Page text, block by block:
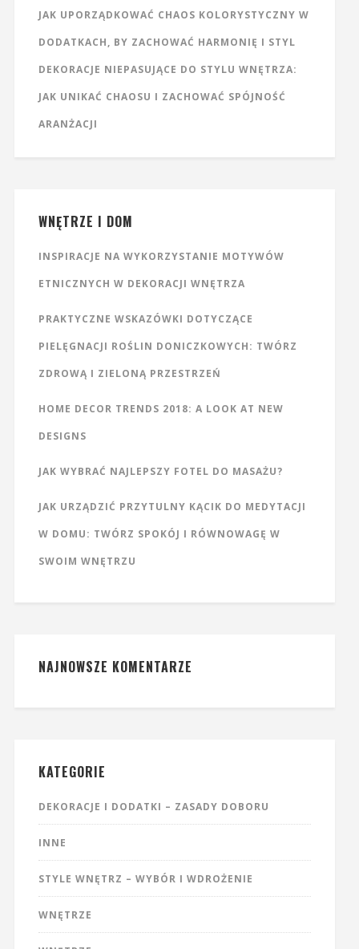
JAK UPORZĄDKOWAĆ CHAOS KOLORYSTYCZNY W
DODATKACH, BY ZACHOWAĆ HARMONIĘ I STYL
DEKORACJE NIEPASUJĄCE DO STYLU WNĘTRZA:
JAK UNIKAĆ CHAOSU I ZACHOWAĆ SPÓJNOŚĆ
ARANŻACJI
WNĘTRZE I DOM
INSPIRACJE NA WYKORZYSTANIE MOTYWÓW
ETNICZNYCH W DEKORACJI WNĘTRZA
PRAKTYCZNE WSKAZÓWKI DOTYCZĄCE
PIELĘGNACJI ROŚLIN DONICZKOWYCH: TWÓRZ
ZDROWĄ I ZIELONĄ PRZESTRZEŃ
HOME DECOR TRENDS 2018: A LOOK AT NEW
DESIGNS
JAK WYBRAĆ NAJLEPSZY FOTEL DO MASAŻU?
JAK URZĄDZIĆ PRZYTULNY KĄCIK DO MEDYTACJI
W DOMU: TWÓRZ SPOKÓJ I RÓWNOWAGĘ W
SWOIM WNĘTRZU
NAJNOWSZE KOMENTARZE
KATEGORIE
DEKORACJE I DODATKI – ZASADY DOBORU
INNE
STYLE WNĘTRZ – WYBÓR I WDROŻENIE
WNĘTRZE